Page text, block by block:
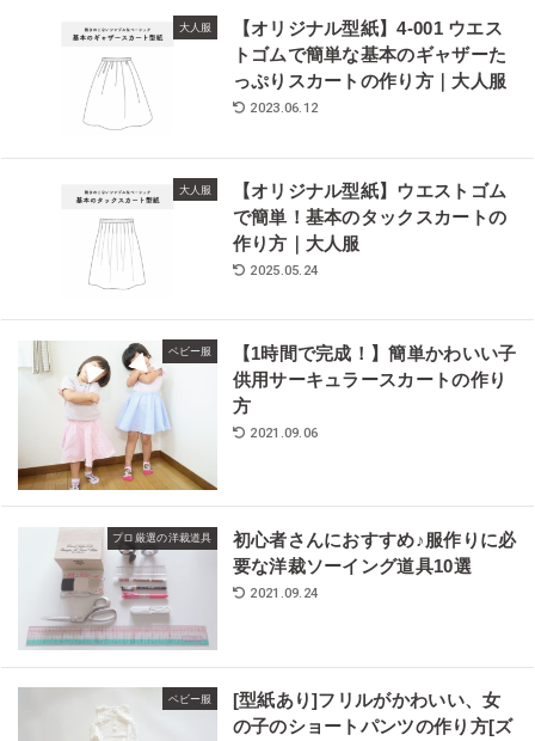
大人服
【オリジナル型紙】4-001 ウエス
トゴムで簡単な基本のギャザーた
っぷりスカートの作り方｜大人服
2023.06.12
大人服
【オリジナル型紙】ウエストゴム
で簡単！基本のタックスカートの
作り方｜大人服
2025.05.24
ベビー服
【1時間で完成！】簡単かわいい子
供用サーキュラースカートの作り
方
2021.09.06
プロ厳選の洋裁道具
初心者さんにおすすめ♪服作りに必
要な洋裁ソーイング道具10選
2021.09.24
ベビー服
[型紙あり]フリルがかわいい、女
の子のショートパンツの作り方[ズ